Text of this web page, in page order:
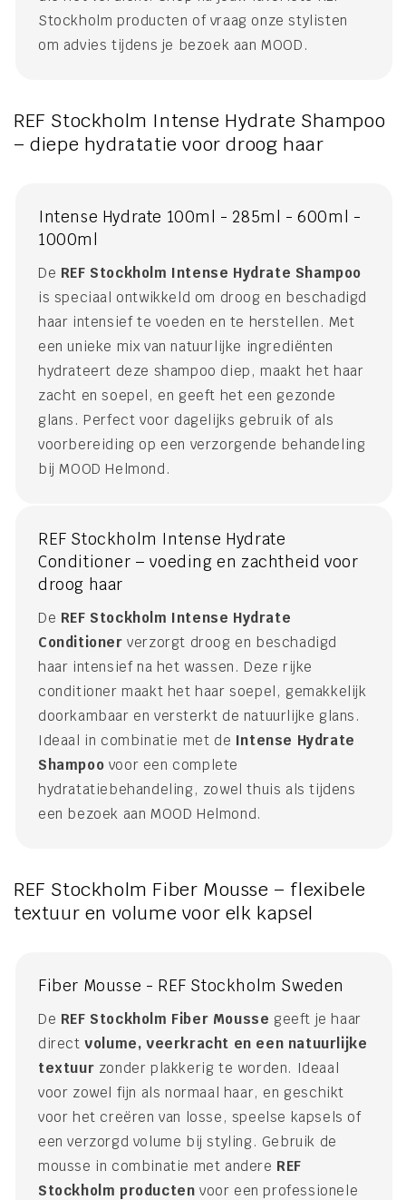
Stockholm producten of vraag onze stylisten
om advies tijdens je bezoek aan MOOD.
REF Stockholm Intense Hydrate Shampoo
– diepe hydratatie voor droog haar
Intense Hydrate 100ml - 285ml - 600ml -
1000ml
De REF Stockholm Intense Hydrate Shampoo
is speciaal ontwikkeld om droog en beschadigd
haar intensief te voeden en te herstellen. Met
een unieke mix van natuurlijke ingrediënten
hydrateert deze shampoo diep, maakt het haar
zacht en soepel, en geeft het een gezonde
glans. Perfect voor dagelijks gebruik of als
voorbereiding op een verzorgende behandeling
bij MOOD Helmond.
REF Stockholm Intense Hydrate
Conditioner – voeding en zachtheid voor
droog haar
De REF Stockholm Intense Hydrate
Conditioner verzorgt droog en beschadigd
haar intensief na het wassen. Deze rijke
conditioner maakt het haar soepel, gemakkelijk
doorkambaar en versterkt de natuurlijke glans.
Ideaal in combinatie met de Intense Hydrate
Shampoo voor een complete
hydratatiebehandeling, zowel thuis als tijdens
een bezoek aan MOOD Helmond.
REF Stockholm Fiber Mousse – flexibele
textuur en volume voor elk kapsel
Fiber Mousse - REF Stockholm Sweden
De REF Stockholm Fiber Mousse geeft je haar
directvolume, veerkracht en een natuurlijke
textuur zonder plakkerig te worden. Ideaal
voor zowel fijn als normaal haar, en geschikt
voor het creëren van losse, speelse kapsels of
een verzorgd volume bij styling. Gebruik de
mousse in combinatie met andere REF
Stockholm producten voor een professionele